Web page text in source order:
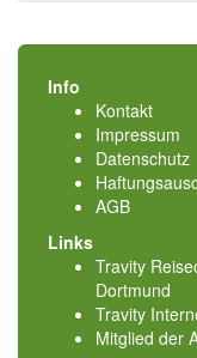
Info
Kontakt
Impressum
Datenschutz
AGB
Links
Travity
Dortmund
Travity
Mitglied der